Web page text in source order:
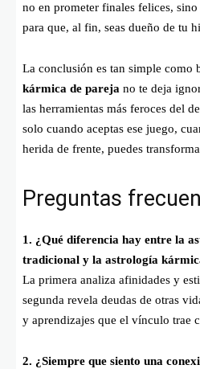
no en prometer finales felices,
para que, al fin, seas dueño de tu
La conclusión es tan simple como
kármica de pareja no te deja
las herramientas más feroces del
solo cuando aceptas ese juego,
herida de frente, puedes
Preguntas
1. ¿Qué diferencia hay entre la
tradicional y la astrología
La primera analiza afinidades y
segunda revela deudas de otras
y aprendizajes que el vínculo trae
2. ¿Siempre que siento una